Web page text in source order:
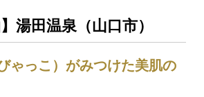
には五重塔をはじめとしたさまざ
も点在しています。歴史の流れを
。 【テレビで紹介されまし
】湯田温泉（山口市）
ゃっこ）がみつけた美肌の